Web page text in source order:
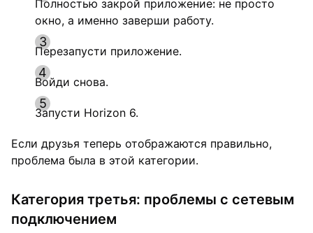
Полностью закрой приложение: не просто
окно, а именно заверши работу.
Перезапусти приложение.
Войди снова.
Запусти Horizon 6.
Если друзья теперь отображаются правильно,
проблема была в этой категории.
Категория третья: проблемы с сетевым
подключением